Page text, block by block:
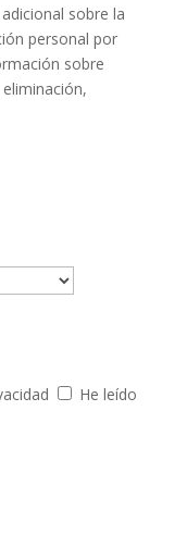
sobre la
personal por
sobre
He leído